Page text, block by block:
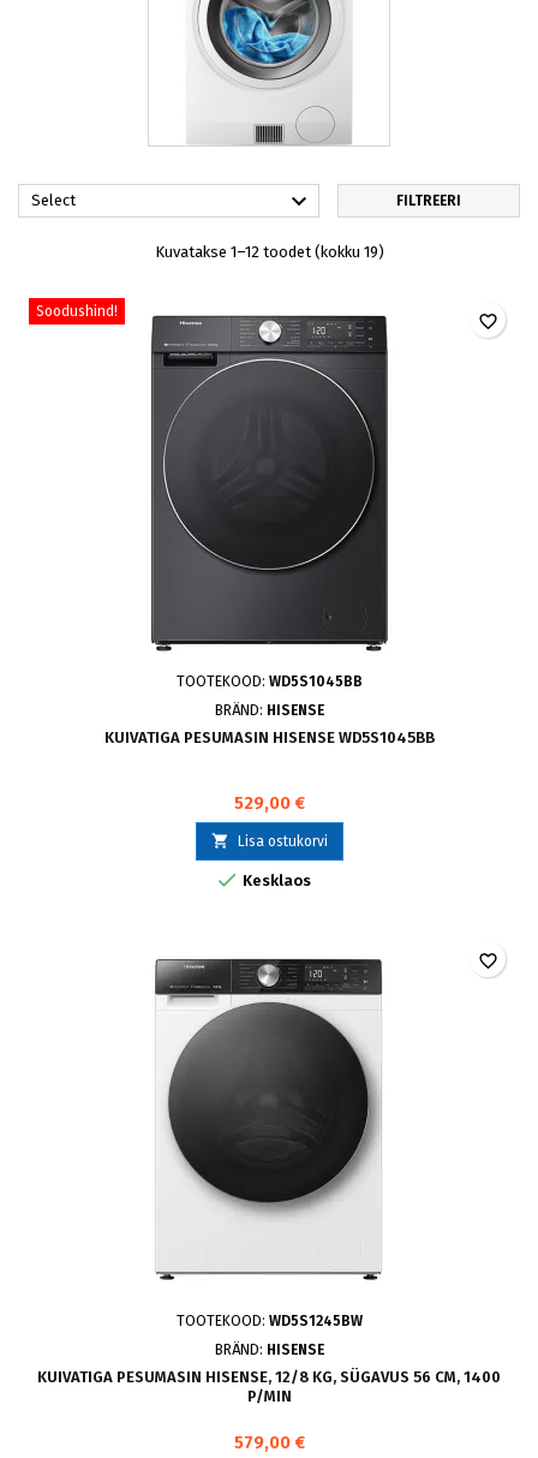
Select  FILTREERI
Kuvatakse 1–12 toodet (kokku 19)
Soodushind!
TOOTEKOOD: WD5S1045BB
BRÄND: HISENSE
KUIVATIGA PESUMASIN HISENSE WD5S1045BB
529,00 €
 Lisa ostukorvi
 Kesklaos
favorite_border
TOOTEKOOD: WD5S1245BW
BRÄND: HISENSE
KUIVATIGA PESUMASIN HISENSE, 12/8 KG, SÜGAVUS 56 CM, 1400
P/MIN
579,00 €
favorite_border